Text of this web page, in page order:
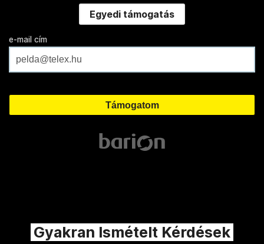
Egyedi támogatás
e-mail cím
Gyakran Ismételt Kérdések